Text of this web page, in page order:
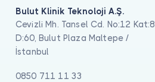
Bulut Klinik Teknoloji A.Ş.
Cevizli Mh. Tansel Cd. No:12 Kat:8
D:60, Bulut Plaza Maltepe /
İstanbul
0850 711 11 33